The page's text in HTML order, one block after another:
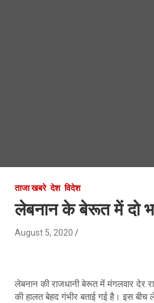
ताजा खबरे देश विदेश
लेबनान के बेरूत में दो
August 5, 2020
लेबनान की राजधानी बेरूत में मंगलवार देर
की हालत बेहद गंभीर बताई गई है। इस